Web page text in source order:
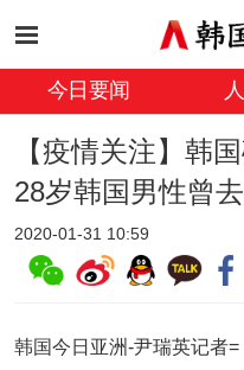
今日要闻
【疫情关注】韩
28岁韩国男性曾
2020-01-31 10:59
韩国今日亚洲-尹瑞英记者=